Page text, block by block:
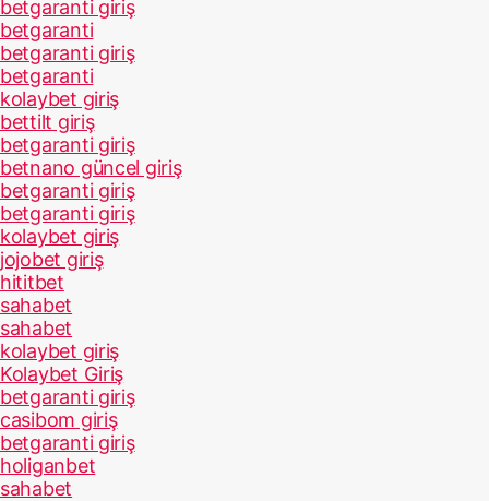
betgaranti giriş
betgaranti
betgaranti giriş
betgaranti
kolaybet giriş
bettilt giriş
betgaranti giriş
betnano güncel giriş
betgaranti giriş
betgaranti giriş
kolaybet giriş
jojobet giriş
hititbet
sahabet
sahabet
kolaybet giriş
Kolaybet Giriş
betgaranti giriş
casibom giriş
betgaranti giriş
holiganbet
sahabet